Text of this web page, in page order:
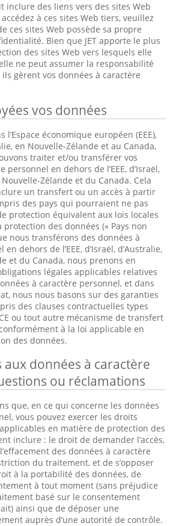
inclure des liens vers des sites Web
à ces sites Web tiers, veuillez
ces sites Web possède sa propre
Bien que JET apporte le plus
des sites Web vers lesquels elle
ne peut assumer la responsabilité
gèrent vos données à caractère
vos données
l’Espace économique européen (EEE),
en Nouvelle-Zélande et au Canada,
traiter et/ou transférer vos
personnel en dehors de l’EEE, d’Israël,
Zélande et du Canada. Cela
un transfert ou un accès à partir
des pays qui pourraient ne pas
protection équivalent aux lois locales
des données (« Pays non
nous transférons des données à
dehors de l’EEE, d’Israël, d’Australie,
et du Canada, nous prenons en
légales applicables relatives
à caractère personnel, et dans
nous nous basons sur des garanties
des clauses contractuelles types
ou tout autre mécanisme de transfert
à la loi applicable en
des données.
données à caractère
ou réclamations
que, en ce qui concerne les données
vous pouvez exercer les droits
en matière de protection des
inclure : le droit de demander l’accès,
des données à caractère
du traitement, et de s’opposer
à la portabilité des données, de
à tout moment (sans préjudice
basé sur le consentement
ainsi que de déposer une
auprès d’une autorité de contrôle.